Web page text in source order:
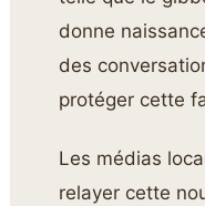
donne
des
protéger cette
Les médias
relayer cette